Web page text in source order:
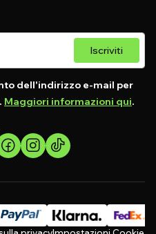
Iscriviti
dell'indirizzo e-mail per
Maggiori informazioni qui.